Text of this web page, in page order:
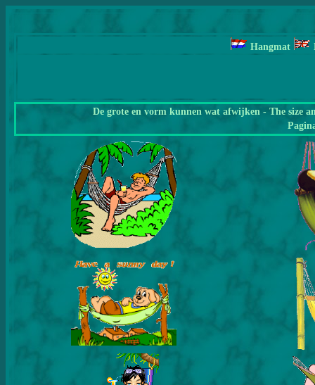
Hangmat
De grote en vorm kunnen wat afwijken - The size